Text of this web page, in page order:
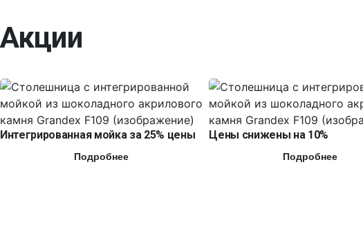
Акции
Интегрированная мойка за 25% цены
Подробнее
Цены снижены на 10%
Подробнее